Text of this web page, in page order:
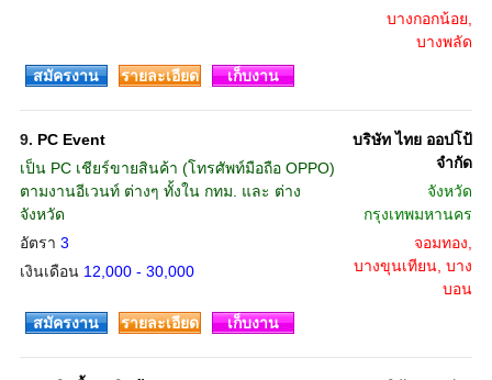
บางกอกน้อย,
บางพลัด
สมัครงาน
รายละเอียด เก็บงาน
9. PC Event
เป็น PC เชียร์ขายสินค้า (โทรศัพท์มือถือ OPPO)
ตามงานอีเวนท์ ต่างๆ ทั้งใน กทม. และ ต่าง
จังหวัด
อัตรา 3
เงินเดือน 12,000 - 30,000
บริษัท ไทย ออปโป้
จำกัด
จังหวัด
กรุงเทพมหานคร
จอมทอง,
บางขุนเทียน, บาง
บอน
สมัครงาน
รายละเอียด เก็บงาน